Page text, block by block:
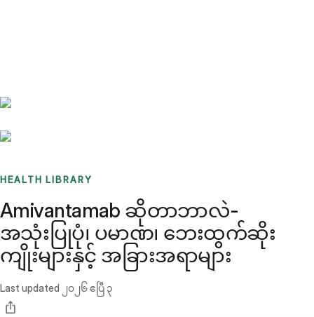
HEALTH LIBRARY
Amivantamab ဆိုတာဘာလဲ-
အသုံးပြုပုံ၊ ပမာဏ၊ ဘေးထွက်ဆိုး
ကျိုးများနှင့် အခြားအရာများ
Last updated ၂၀၂၆ ဧပြီ ၃